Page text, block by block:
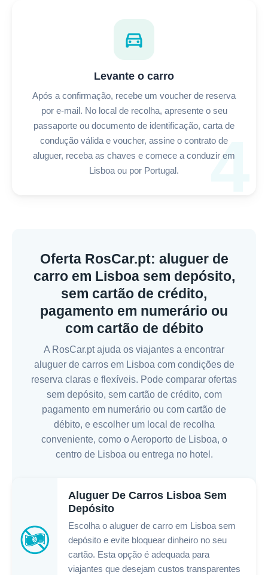
4
directions_car
Levante o carro
Após a confirmação, recebe um voucher de reserva
por e-mail. No local de recolha, apresente o seu
passaporte ou documento de identificação, carta de
condução válida e voucher, assine o contrato de
aluguer, receba as chaves e comece a conduzir em
Lisboa ou por Portugal.
Oferta RosCar.pt: aluguer de
carro em Lisboa sem depósito,
sem cartão de crédito,
pagamento em numerário ou
com cartão de débito
A RosCar.pt ajuda os viajantes a encontrar
aluguer de carros em Lisboa com condições de
reserva claras e flexíveis. Pode comparar ofertas
sem depósito, sem cartão de crédito, com
pagamento em numerário ou com cartão de
débito, e escolher um local de recolha
conveniente, como o Aeroporto de Lisboa, o
centro de Lisboa ou entrega no hotel.
Aluguer De Carros Lisboa Sem
Depósito
Escolha o aluguer de carro em Lisboa sem
depósito e evite bloquear dinheiro no seu
cartão. Esta opção é adequada para
viajantes que desejam custos transparentes